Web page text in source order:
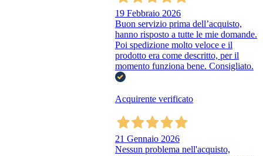
19 Febbraio 2026
Buon servizio prima dell’acquisto,
hanno risposto a tutte le mie domande.
Poi spedizione molto veloce e il
prodotto era come descritto, per il
momento funziona bene. Consigliato.
Acquirente verificato
21 Gennaio 2026
Nessun problema nell'acquisto,